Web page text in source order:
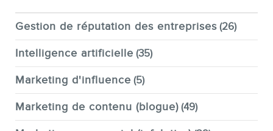
Gestion de réputation des entreprises (26)
Intelligence artificielle (35)
Marketing d'influence (5)
Marketing de contenu (blogue) (49)